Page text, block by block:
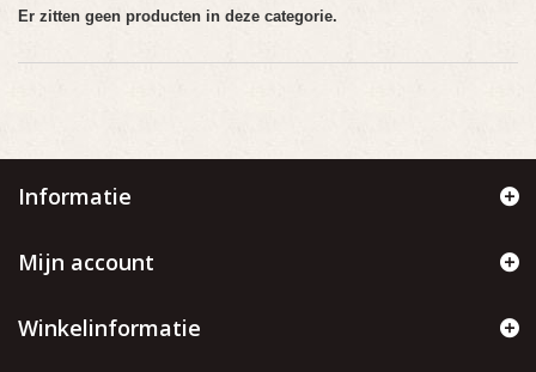
Er zitten geen producten in deze categorie.
Informatie
Mijn account
Winkelinformatie